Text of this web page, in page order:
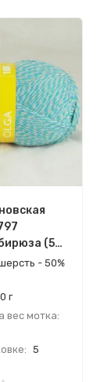
(5
- 50%
г
вес мотка:
5